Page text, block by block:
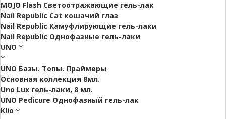
MOJO Flash Светоотражающие гель-лак
Nail Republic Cat кошачий глаз
Nail Republic Камуфлирующие гель-лаки
Nail Republic Однофазные гель-лаки
UNO
UNO Базы. Топы. Праймеры
Основная коллекция 8мл.
Uno Lux гель-лаки, 8 мл.
UNO Pedicure Однофазный гель-лак
Klio